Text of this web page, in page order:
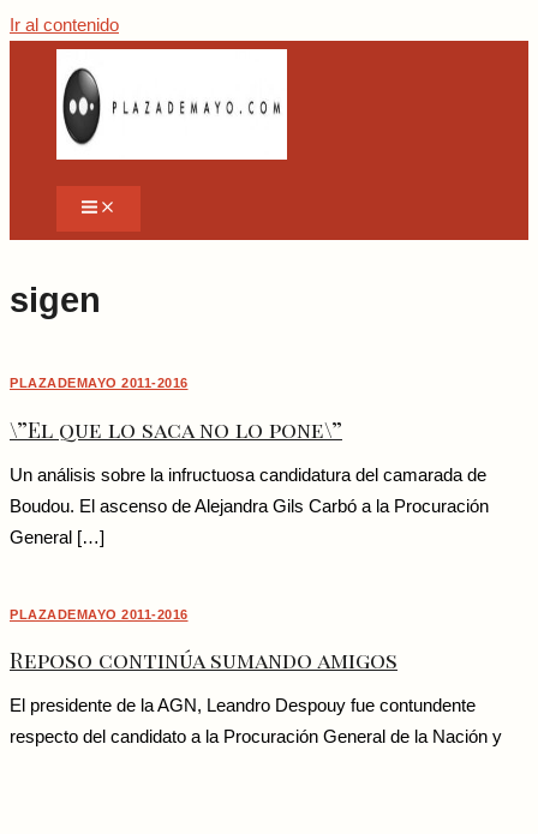
Ir al contenido
sigen
PLAZADEMAYO 2011-2016
\”El que lo saca no lo pone\”
Un análisis sobre la infructuosa candidatura del camarada de
Boudou. El ascenso de Alejandra Gils Carbó a la Procuración
General […]
PLAZADEMAYO 2011-2016
Reposo continúa sumando amigos
El presidente de la AGN, Leandro Despouy fue contundente
respecto del candidato a la Procuración General de la Nación y